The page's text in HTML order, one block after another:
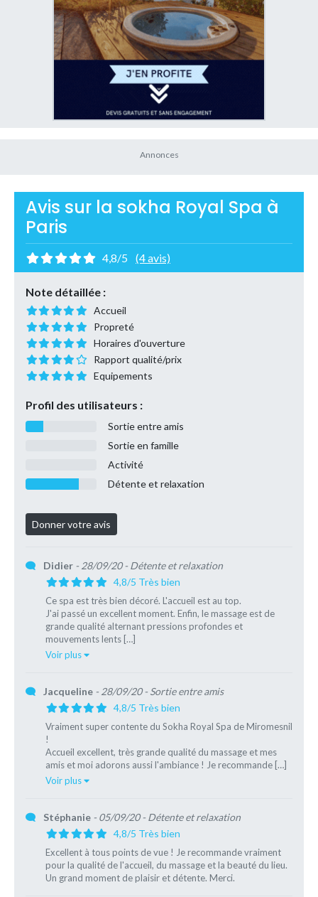
Avis sur la sokha Royal Spa à
Paris
4,8/5 (4 avis)
Note détaillée :
Accueil
Propreté
Horaires d'ouverture
Rapport qualité/prix
Equipements
Profil des utilisateurs :
Sortie entre amis
Sortie en famille
Activité
Détente et relaxation
Didier - 28/09/20- Détente et relaxation
4,8/5 Très bien
Ce spa est très bien décoré. L'accueil est au top.
J'ai passé un excellent moment. Enfin, le massage est de
grande qualité alternant pressions profondes et
mouvements lents […]
Voir plus
Jacqueline - 28/09/20- Sortie entre amis
4,8/5 Très bien
Vraiment super contente du Sokha Royal Spa de Miromesnil
!
Accueil excellent, très grande qualité du massage et mes
amis et moi adorons aussi l'ambiance ! Je recommande […]
Voir plus
Stéphanie - 05/09/20- Détente et relaxation
4,8/5 Très bien
Excellent à tous points de vue ! Je recommande vraiment
pour la qualité de l'accueil, du massage et la beauté du lieu.
Un grand moment de plaisir et détente. Merci.